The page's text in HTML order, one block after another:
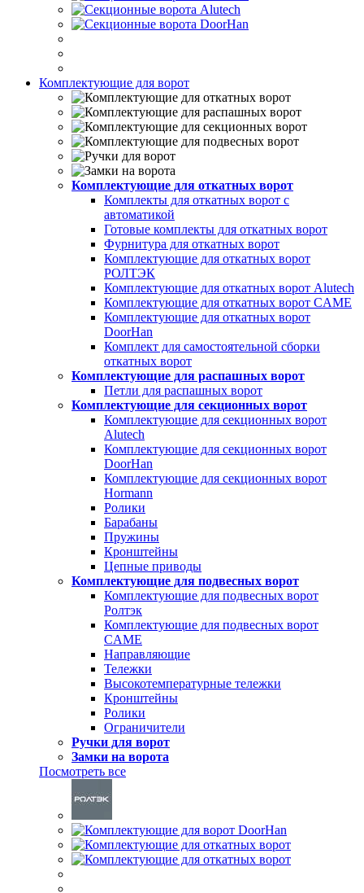
Комплектующие для ворот
Комплектующие для откатных ворот
Комплекты для откатных ворот с
автоматикой
Готовые комплекты для откатных ворот
Фурнитура для откатных ворот
Комплектующие для откатных ворот
РОЛТЭК
Комплектующие для откатных ворот Alutech
Комплектующие для откатных ворот CAME
Комплектующие для откатных ворот
DoorHan
Комплект для самостоятельной сборки
откатных ворот
Комплектующие для распашных ворот
Петли для распашных ворот
Комплектующие для секционных ворот
Комплектующие для секционных ворот
Alutech
Комплектующие для секционных ворот
DoorHan
Комплектующие для секционных ворот
Hormann
Ролики
Барабаны
Пружины
Кронштейны
Цепные приводы
Комплектующие для подвесных ворот
Комплектующие для подвесных ворот
Ролтэк
Комплектующие для подвесных ворот
CAME
Направляющие
Тележки
Высокотемпературные тележки
Кронштейны
Ролики
Ограничители
Ручки для ворот
Замки на ворота
Посмотреть все